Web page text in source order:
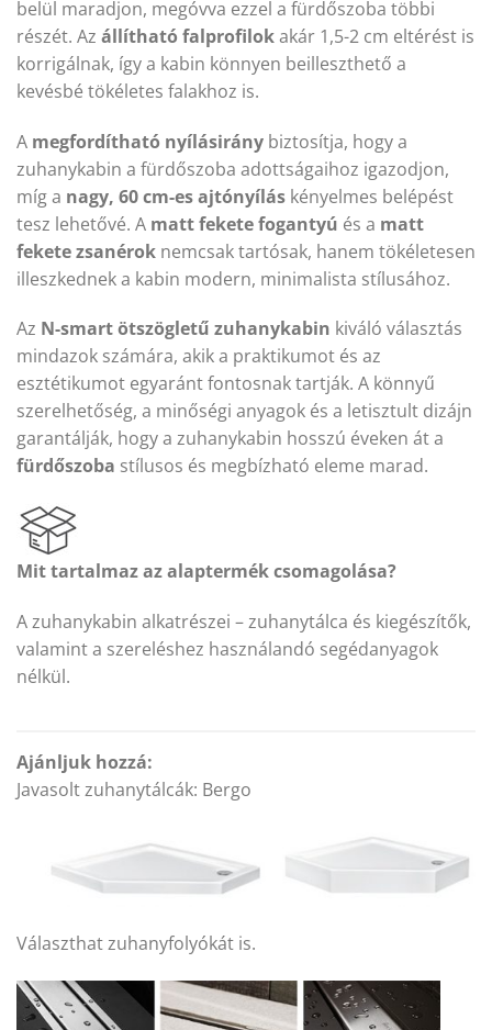
belül maradjon, megóvva ezzel a fürdőszoba többi
részét. Az állítható falprofilokakár 1,5-2 cm eltérést is
korrigálnak, így a kabin könnyen beilleszthető a
kevésbé tökéletes falakhoz is.
A megfordítható nyílásirány biztosítja, hogy a
zuhanykabin a fürdőszoba adottságaihoz igazodjon,
míg a nagy, 60 cm-es ajtónyílás kényelmes belépést
tesz lehetővé. A matt fekete fogantyú és a matt
fekete zsanérok nemcsak tartósak, hanem tökéletesen
illeszkednek a kabin modern, minimalista stílusához.
Az N-smart ötszögletű zuhanykabin kiváló választás
mindazok számára, akik a praktikumot és az
esztétikumot egyaránt fontosnak tartják. A könnyű
szerelhetőség, a minőségi anyagok és a letisztult dizájn
garantálják, hogy a zuhanykabin hosszú éveken át a
fürdőszoba stílusos és megbízható eleme marad.
Mit tartalmaz az alaptermék csomagolása?
A zuhanykabin alkatrészei – zuhanytálca és kiegészítők,
valamint a szereléshez használandó segédanyagok
nélkül.
Ajánljuk hozzá:
Javasolt zuhanytálcák: Bergo
Választhat zuhanyfolyókát is.